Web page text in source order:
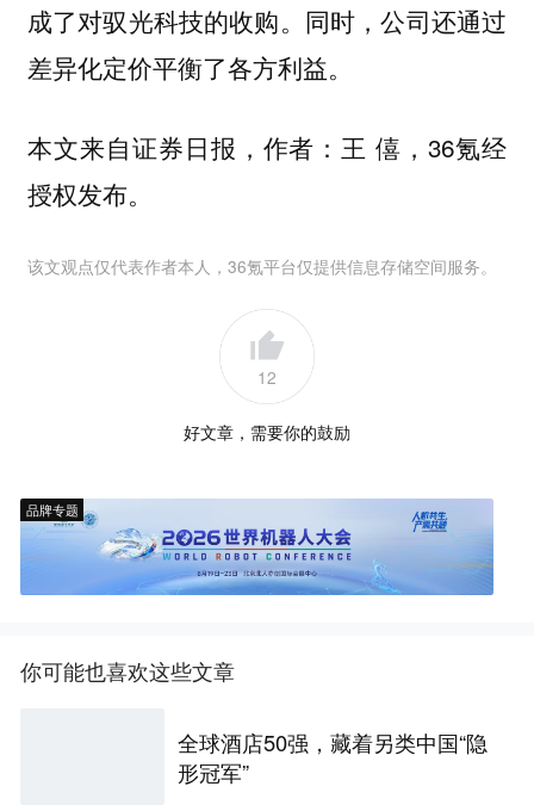
成了对驭光科技的收购。同时，公司还通过
差异化定价平衡了各方利益。
本文来自证券日报，作者：王 僖，36氪经
授权发布。
该文观点仅代表作者本人，36氪平台仅提供信息存储空间服务。
12
好文章，需要你的鼓励
品牌专题
你可能也喜欢这些文章
全球酒店50强，藏着另类中国“隐
形冠军”